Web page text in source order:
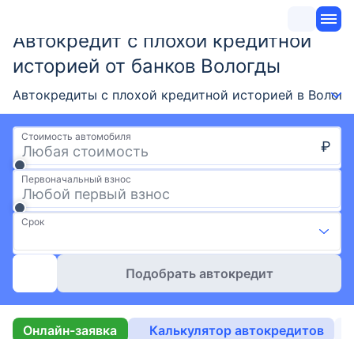
Автокредит с плохой кредитной
историей от банков Вологды
Автокредиты с плохой кредитной историей в
Стоимость автомобиля
₽
Первоначальный взнос
Срок
Подобрать автокредит
Онлайн-заявка Калькулятор автокредитов